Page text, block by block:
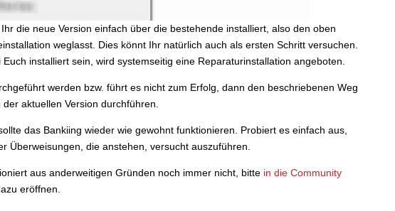
die neue Version einfach über die bestehende installiert, also den oben
weglasst. Dies könnt Ihr natürlich auch als ersten Schritt versuchen.
installiert sein, wird systemseitig eine Reparaturinstallation angeboten.
werden bzw. führt es nicht zum Erfolg, dann den beschriebenen Weg
aktuellen Version durchführen.
das Bankiing wieder wie gewohnt funktionieren. Probiert es einfach aus,
Überweisungen, die anstehen, versucht auszuführen.
aus anderweitigen Gründen noch immer nicht, bitte in die Community
eröffnen.